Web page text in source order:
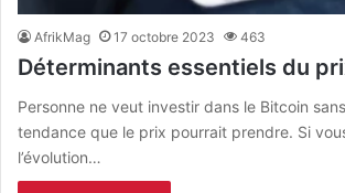
AfrikMag 17 octobre 2023 463
Déterminants essentiels du
Personne ne veut investir dans le Bitcoin
tendance que le prix pourrait prendre. Si
l’évolution…